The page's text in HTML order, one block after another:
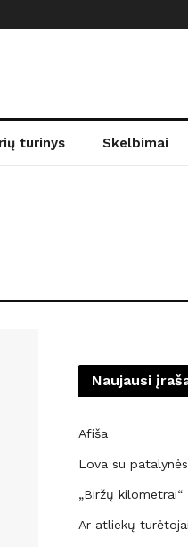
turinys Skelbimai
Naujausi
Afiša
Lova su
„Biržų
Ar atliekų